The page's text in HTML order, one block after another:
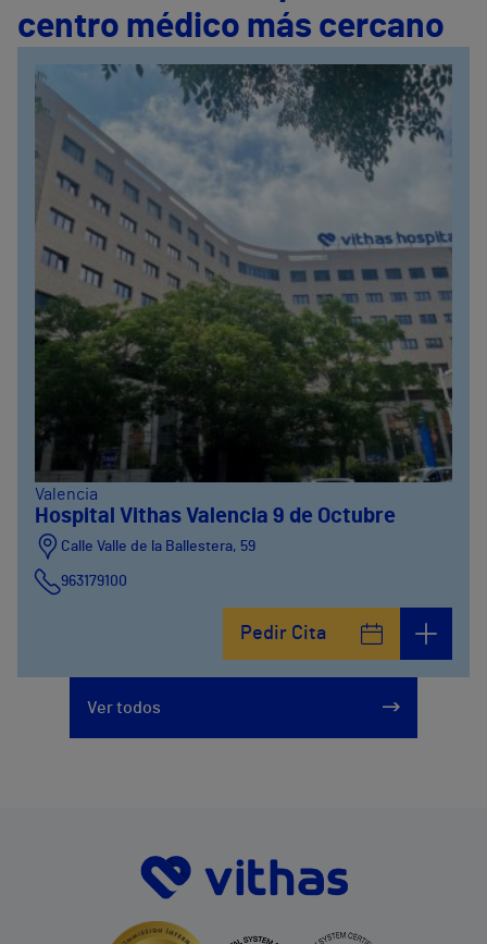
centro médico más cercano
Valencia
Hospital Vithas Valencia 9 de Octubre
Calle Valle de la Ballestera, 59
963179100
Pedir Cita
Ver todos